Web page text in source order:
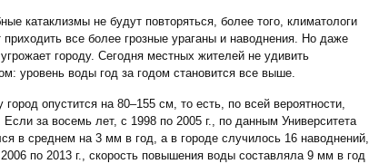
катаклизмы не будут повторяться, более того, климатологи
приходить все более грозные ураганы и наводнения. Но даже
городу. Сегодня местных жителей не удивить
уровень воды год за годом становится все выше.
город опустится на 80–155 см, то есть, по всей вероятности,
за восемь лет, с 1998 по 2005 г., по данным Университета
в среднем на 3 мм в год, а в городе случилось 16 наводнений,
по 2013 г., скорость повышения воды составляла 9 мм в год